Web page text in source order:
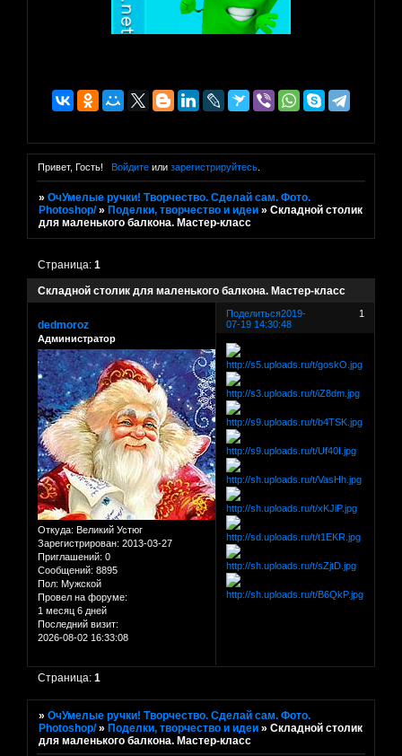
Привет, Гость! Войдитеили зарегистрируйтесь.
»ОчУмелые ручки! Творчество. Сделай сам. Фото.
Photoshop/ » Поделки, творчество и идеи »Складной столик
для маленького балкона. Мастер-класс
Складной столик для маленького балкона. Мастер-класс
Страница:1
Поделиться 1
2019-
07-19 14:30:48
dedmoroz
Администратор
Откуда: Великий Устюг
Зарегистрирован: 2013-03-27
Приглашений: 0
Сообщений: 8895
Пол: Мужской
Провел на форуме:
1 месяц 6 дней
Последний визит:
2026-08-02 16:33:08
Страница:1
»ОчУмелые ручки! Творчество. Сделай сам. Фото.
Photoshop/ »Поделки, творчество и идеи »Складной столик
для маленького балкона. Мастер-класс